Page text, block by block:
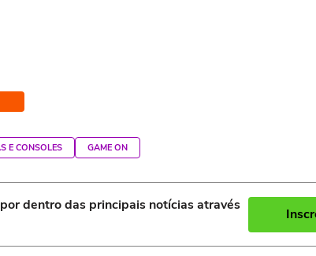
E CONSOLES GAME ON
dentro das principais notícias através